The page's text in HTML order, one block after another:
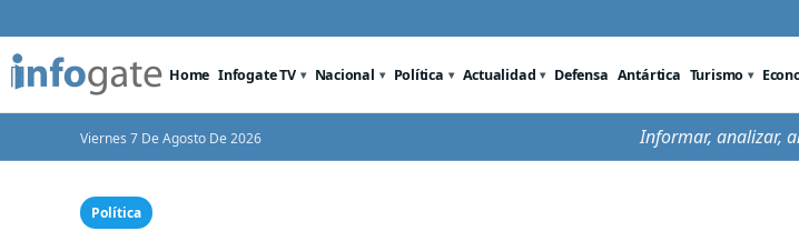
Home Infogate TV Nacional Política Actualidad Defensa Antártica Turismo
Viernes 7 De Agosto De 2026 Informar, analizar,
Política